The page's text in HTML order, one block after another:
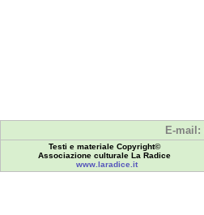
E-mail:
Testi e materiale Copyright©
Associazione culturale La Radice
www.laradice.it